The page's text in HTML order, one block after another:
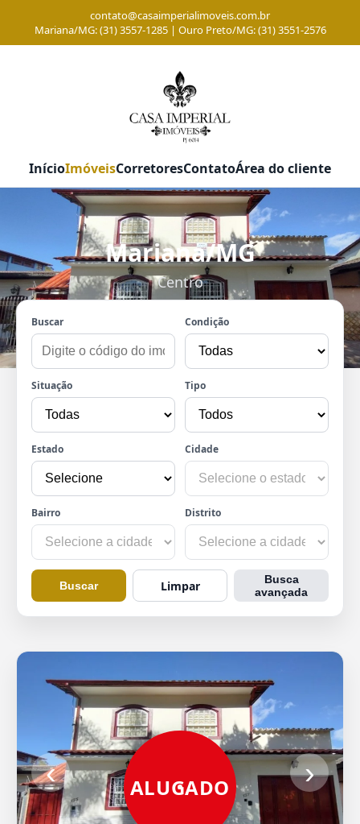
contato@casaimperialimoveis.com.br
Mariana/MG: (31) 3557-1285 | Ouro Preto/MG: (31) 3551-2576
InícioImóveisCorretoresContatoÁrea do cliente
Mariana/MG
Centro
Buscar Condição
Situação Tipo
Estado Cidade
Bairro Distrito
Buscar Limpar
Busca
avançada
‹ ›
ALUGADO